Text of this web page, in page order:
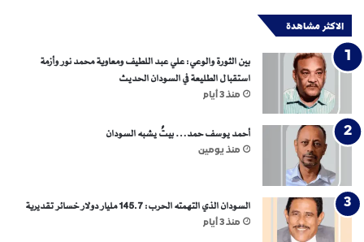
الاكثر مشاهدة
بين الثورة والوعي: علي عبد اللطيف ومعاوية محمد نور وأزمة
استقبال الطليعة في السودان الحديث
منذ 3 أيام
أحمد يوسف حمد… بيتٌ يشبه السودان
منذ يومين
السودان الذي التهمته الحرب: 145.7 مليار دولار خسائر تقديرية
منذ 3 أيام